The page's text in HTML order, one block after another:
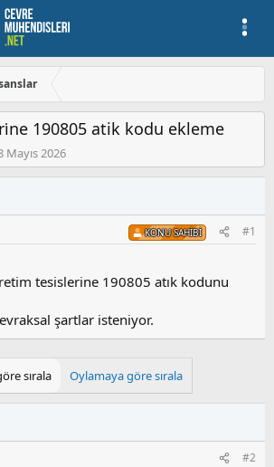
190805 atik kodu ekleme
a
Mayıs 2026
KONU SAHIBI #1
tesislerine 190805 atık kodunu
şartlar isteniyor.
sırala Oylamaya göre sırala
#2